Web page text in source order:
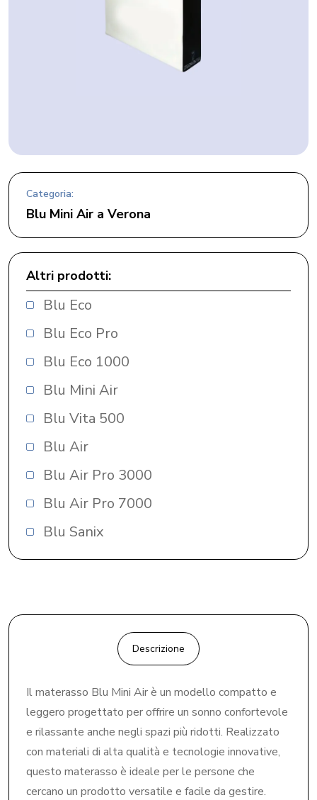
Categoria:
Blu Mini Air a Verona
Altri prodotti:
Blu Eco
Blu Eco Pro
Blu Eco 1000
Blu Mini Air
Blu Vita 500
Blu Air
Blu Air Pro 3000
Blu Air Pro 7000
Blu Sanix
Descrizione
Il materasso Blu Mini Air è un modello compatto e
leggero progettato per offrire un sonno confortevole
e rilassante anche negli spazi più ridotti. Realizzato
con materiali di alta qualità e tecnologie innovative,
questo materasso è ideale per le persone che
cercano un prodotto versatile e facile da gestire.